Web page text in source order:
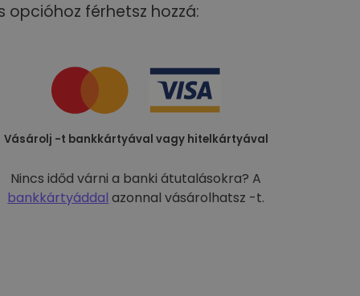
férhetsz hozzá:
Vásárolj -t bankkártyával vagy hitelkártyával
Nincs időd várni a banki átutalásokra? A
bankkártyáddal azonnal vásárolhatsz -t.